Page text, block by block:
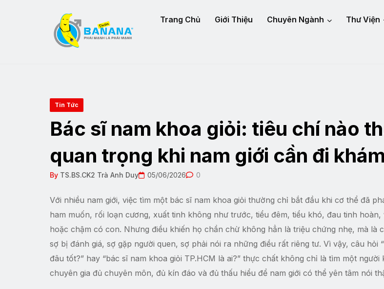
Trang Chủ Giới Thiệu Chuyên Ngành Thư Viện
Tin Tức
Bác sĩ nam khoa giỏi: tiêu chí nào
quan trọng khi nam giới cần đi
By TS.BS.CK2 Trà Anh Duy 05/06/2026 0
Với nhiều nam giới, việc tìm một bác sĩ nam khoa giỏi thường chỉ bắt đầu khi cơ thể đã
ham muốn, rối loạn cương, xuất tinh không như trước, tiểu đêm, tiểu khó, đau tinh hoàn,
hoặc chậm có con. Nhưng điều khiến họ chần chừ không hẳn là triệu chứng nhẹ, mà là
sợ bị đánh giá, sợ gặp người quen, sợ phải nói ra những điều rất riêng tư. Vì vậy, câu hỏi
đâu tốt?” hay “bác sĩ nam khoa giỏi TP.HCM là ai?” thực chất không chỉ là tìm một
chuyên gia đủ chuyên môn, đủ kín đáo và đủ thấu hiểu để nam giới có thể yên tâm nói